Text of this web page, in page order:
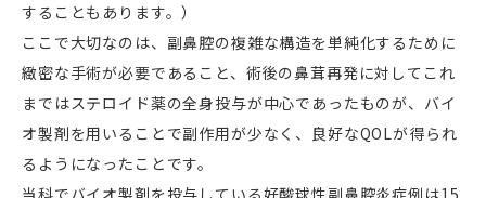
することもあります。）
ここで大切なのは、副鼻腔の複雑な構造を単純化するために
緻密な手術が必要であること、術後の鼻茸再発に対してこれ
まではステロイド薬の全身投与が中心であったものが、バイ
オ製剤を用いることで副作用が少なく、良好なQOLが得られ
るようになったことです。
当科でバイオ製剤を投与している好酸球性副鼻腔炎症例は15